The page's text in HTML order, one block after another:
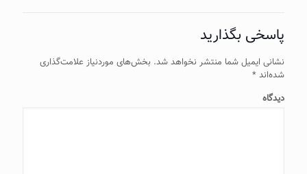
پاسخی بگذارید
نشانی ایمیل شما منتشر نخواهد شد. بخش‌های موردنیاز علامت‌گذاری
شده‌اند *
دیدگاه